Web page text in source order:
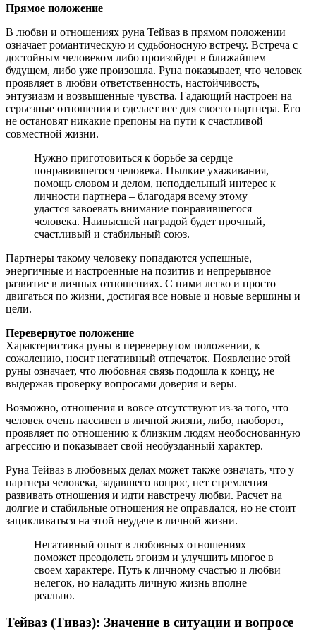
Прямое положение
В любви и отношениях руна Тейваз в прямом положении
означает романтическую и судьбоносную встречу. Встреча с
достойным человеком либо произойдет в ближайшем
будущем, либо уже произошла. Руна показывает, что человек
проявляет в любви ответственность, настойчивость,
энтузиазм и возвышенные чувства. Гадающий настроен на
серьезные отношения и сделает все для своего партнера. Его
не остановят никакие препоны на пути к счастливой
совместной жизни.
Нужно приготовиться к борьбе за сердце
понравившегося человека. Пылкие ухаживания,
помощь словом и делом, неподдельный интерес к
личности партнера – благодаря всему этому
удастся завоевать внимание понравившегося
человека. Наивысшей наградой будет прочный,
счастливый и стабильный союз.
Партнеры такому человеку попадаются успешные,
энергичные и настроенные на позитив и непрерывное
развитие в личных отношениях. С ними легко и просто
двигаться по жизни, достигая все новые и новые вершины и
цели.
Перевернутое положение
Характеристика руны в перевернутом положении, к
сожалению, носит негативный отпечаток. Появление этой
руны означает, что любовная связь подошла к концу, не
выдержав проверку вопросами доверия и веры.
Возможно, отношения и вовсе отсутствуют из-за того, что
человек очень пассивен в личной жизни, либо, наоборот,
проявляет по отношению к близким людям необоснованную
агрессию и показывает свой необузданный характер.
Руна Тейваз в любовных делах может также означать, что у
партнера человека, задавшего вопрос, нет стремления
развивать отношения и идти навстречу любви. Расчет на
долгие и стабильные отношения не оправдался, но не стоит
зацикливаться на этой неудаче в личной жизни.
Негативный опыт в любовных отношениях
поможет преодолеть эгоизм и улучшить многое в
своем характере. Путь к личному счастью и любви
нелегок, но наладить личную жизнь вполне
реально.
Тейваз (Тиваз): Значение в ситуации и вопросе